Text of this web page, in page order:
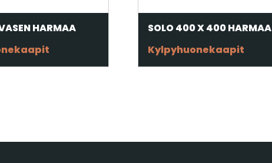
HARMAA
SOLO 400 X 400 HARMAA
Kylpyhuonekaapit